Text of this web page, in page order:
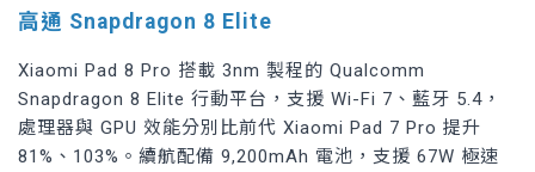
高通 Snapdragon 8 Elite
Xiaomi Pad 8 Pro 搭載 3nm 製程的 Qualcomm
Snapdragon 8 Elite 行動平台，支援 Wi-Fi 7、藍牙 5.4，
處理器與 GPU 效能分別比前代 Xiaomi Pad 7 Pro 提升
81%、103%。續航配備 9,200mAh 電池，支援 67W 極速